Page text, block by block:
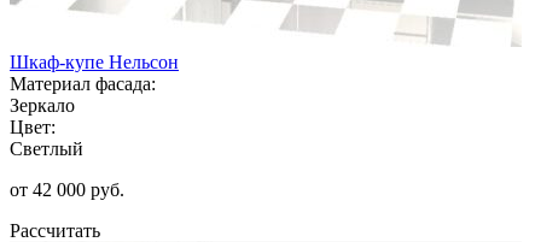
Шкаф-купе Нельсон
Материал фасада:
Зеркало
Цвет:
Светлый
от 42 000 руб.
Рассчитать